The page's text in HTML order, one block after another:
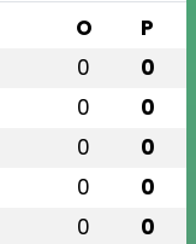
O P
0 0
0 0
0 0
0 0
0 0